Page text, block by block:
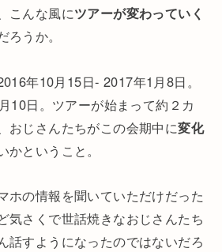
こんな風にツアーが変わっていく
うか。
年10月15日- 2017年1月8日。
10日。ツアーが始まって約２カ
おじさんたちがこの会期中に変化
かということ。
ホの情報を聞いていただけだった
気さくで世話焼きなおじさんたち
話すようになったのではないだろ